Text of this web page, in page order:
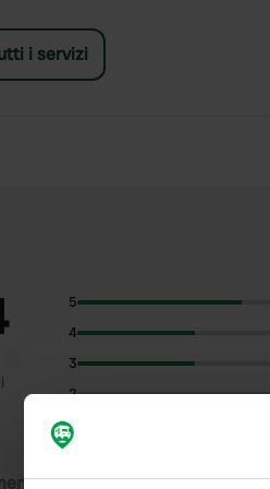
i servizi
5
4
3
2
1
di cui desideri leggere le